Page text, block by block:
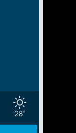
28°